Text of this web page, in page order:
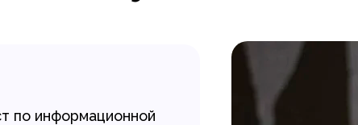
по информационной